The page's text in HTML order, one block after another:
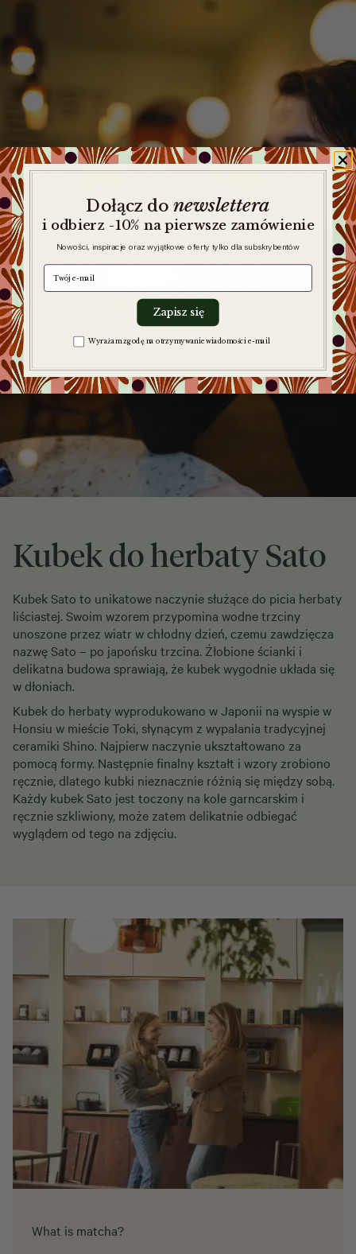
Kubek do herbaty Sato
Kubek Sato to unikatowe naczynie służące do picia herbaty
liściastej. Swoim wzorem przypomina wodne trzciny
unoszone przez wiatr w chłodny dzień, czemu zawdzięcza
nazwę Sato – po japońsku trzcina. Żłobione ścianki i
delikatna budowa sprawiają, że kubek wygodnie układa się
w dłoniach.
Kubek do herbaty wyprodukowano w Japonii na wyspie w
Honsiu w mieście Toki, słynącym z wypalania tradycyjnej
ceramiki Shino. Najpierw naczynie ukształtowano za
pomocą formy. Następnie finalny kształt i wzory zrobiono
ręcznie, dlatego kubki nieznacznie różnią się między sobą.
Każdy kubek Sato jest toczony na kole garncarskim i
ręcznie szkliwiony, może zatem delikatnie odbiegać
wyglądem od tego na zdjęciu.
What is matcha?
Dołącz do newslettera
i odbierz -10% na pierwsze zamówienie
Nowości, inspiracje oraz wyjątkowe oferty tylko dla subskrybentów
e-mail
Zapisz się
Zgoda na komunikację
Wyrażam zgodę na otrzymywanie wiadomości e-mail